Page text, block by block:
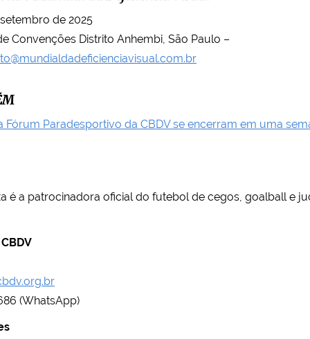
setembro de 2025
Convenções Distrito Anhembi, São Paulo –
Fórum Paradesportivo da CBDV se encerram em uma
é a patrocinadora oficial do futebol de cegos, goalball e
(WhatsApp)